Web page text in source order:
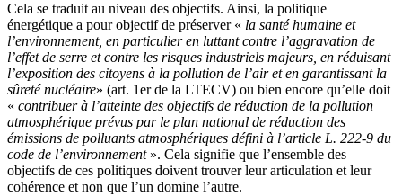
Cela se traduit au niveau des objectifs. Ainsi, la politique
énergétique a pour objectif de préserver « la santé humaine et
l’environnement, en particulier en luttant contre l’aggravation de
l’effet de serre et contre les risques industriels majeurs, en réduisant
l’exposition des citoyens à la pollution de l’air et en garantissant la
sûreté nucléaire» (art. 1er de la LTECV) ou bien encore qu’elle doit
« contribuer à l’atteinte des objectifs de réduction de la pollution
atmosphérique prévus par le plan national de réduction des
émissions de polluants atmosphériques défini à l’article L. 222-9 du
code de l’environnement». Cela signifie que l’ensemble des
objectifs de ces politiques doivent trouver leur articulation et leur
cohérence et non que l’un domine l’autre.